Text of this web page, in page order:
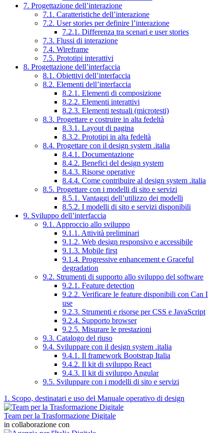
7. Progettazione dell’interazione
7.1. Caratteristiche dell’interazione
7.2. User stories per definire l’interazione
7.2.1. Differenza tra scenari e user stories
7.3. Flussi di interazione
7.4. Wireframe
7.5. Prototipi interattivi
8. Progettazione dell’interfaccia
8.1. Obiettivi dell’interfaccia
8.2. Elementi dell’interfaccia
8.2.1. Elementi di composizione
8.2.2. Elementi interattivi
8.2.3. Elementi testuali (microtesti)
8.3. Progettare e costruire in alta fedeltà
8.3.1. Layout di pagina
8.3.2. Prototipi in alta fedeltà
8.4. Progettare con il design system .italia
8.4.1. Documentazione
8.4.2. Benefici del design system
8.4.3. Risorse operative
8.4.4. Come contribuire al design system .italia
8.5. Progettare con i modelli di sito e servizi
8.5.1. Vantaggi dell’utilizzo dei modelli
8.5.2. I modelli di sito e servizi disponibili
9. Sviluppo dell’interfaccia
9.1. Approccio allo sviluppo
9.1.1. Attività preliminari
9.1.2. Web design responsivo e accessibile
9.1.3. Mobile first
9.1.4. Progressive enhancement e Graceful
degradation
9.2. Strumenti di supporto allo sviluppo del software
9.2.1. Feature detection
9.2.2. Verificare le feature disponibili con Can I
use
9.2.3. Strumenti e risorse per CSS e JavaScript
9.2.4. Supporto browser
9.2.5. Misurare le prestazioni
9.3. Catalogo del riuso
9.4. Sviluppare con il design system .italia
9.4.1. Il framework Bootstrap Italia
9.4.2. Il kit di sviluppo React
9.4.3. Il kit di sviluppo Angular
9.5. Sviluppare con i modelli di sito e servizi
1. Scopo, destinatari e uso del Manuale operativo di design
Team per la Trasformazione Digitale
in collaborazione con